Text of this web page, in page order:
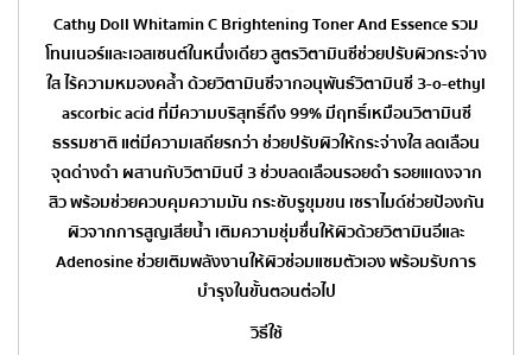
Cathy Doll Whitamin C Brightening Toner And Essence รวม
โทนเนอร์และเอสเซนต์ในหนึ่งเดียว สูตรวิตามินซีช่วยปรับผิวกระจ่าง
ใส ไร้ความหมองคล้ำ ด้วยวิตามินซีจากอนุพันธ์วิตามินซี 3-o-ethyl
ascorbic acid ที่มีความบริสุทธิ์ถึง 99% มีฤทธิ์เหมือนวิตามินซี
ธรรมชาติ แต่มีความเสถียรกว่า ช่วยปรับผิวให้กระจ่างใส ลดเลือน
จุดด่างดำ ผสานกับวิตามินบี 3 ช่วบลดเลือนรอยดำ รอยแเดงจาก
สิว พร้อมช่วยควบคุมความมัน กระชับรูขุมขน เซราไมด์ช่วยป้องกัน
ผิวจากการสูญเสียน้ำ เติมความชุ่มชื่นให้ผิวด้วยวิตามินอีและ
Adenosine ช่วยเติมพลังงานให้ผิวซ่อมแซมตัวเอง พร้อมรับการ
บำรุงในขั้นตอนต่อไป
วิธีใช้